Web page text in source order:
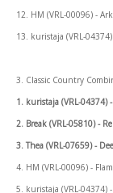
12. HM (VRL-00096) -
13. kuristaja (VRL-
3. Classic Country
1. kuristaja (VRL-04374)
2. Break (VRL-05810) -
3. Thea (VRL-07659) -
4. HM (VRL-00096) -
5. kuristaja (VRL-04374)